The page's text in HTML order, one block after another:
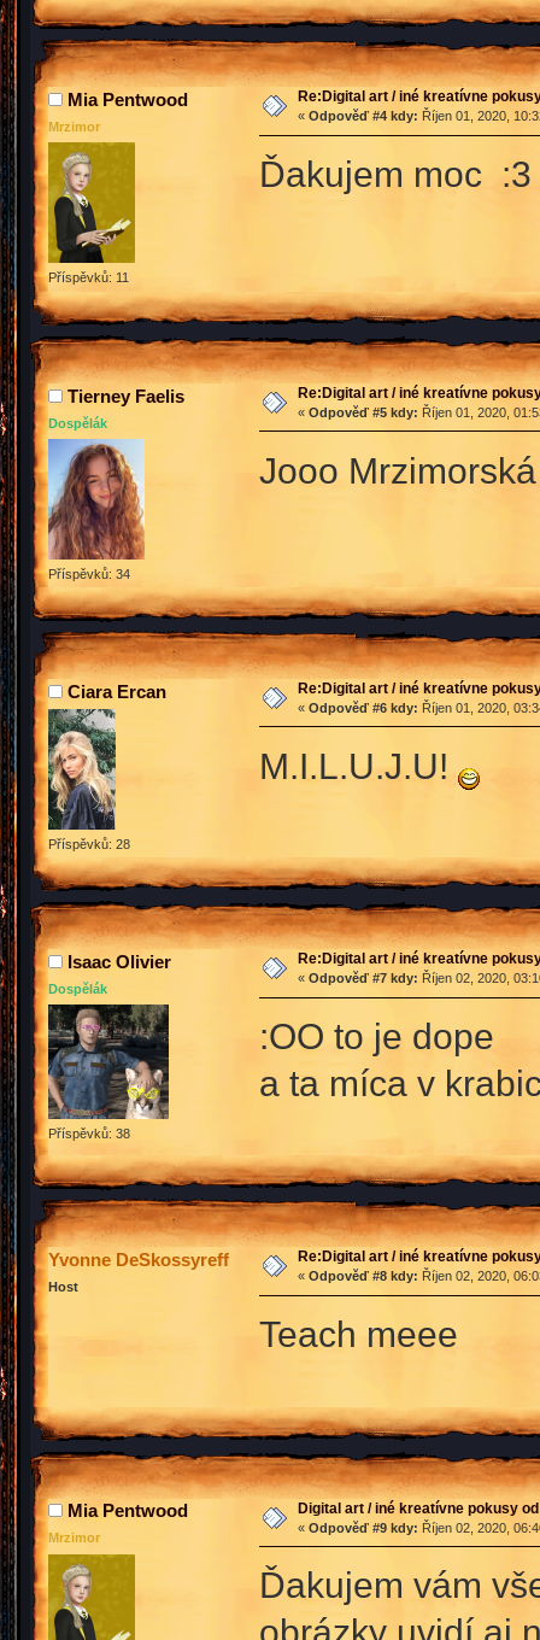
Mia Pentwood
Mrzimor
Příspěvků: 11
Re:Digital art / iné kreatívne
« Odpověď #4 kdy: Říjen 01, 2020,
Ďakujem moc
Tierney Faelis
Dospělák
Příspěvků: 34
Re:Digital art / iné kreatívne
« Odpověď #5 kdy: Říjen 01, 2020,
Jooo
Ciara Ercan
Příspěvků: 28
Re:Digital art / iné kreatívne
« Odpověď #6 kdy: Říjen 01, 2020,
M.I.L.U.J.U!
Isaac Olivier
Dospělák
Příspěvků: 38
Re:Digital art / iné kreatívne
« Odpověď #7 kdy: Říjen 02, 2020,
:OO to je dope
a ta míca v
Yvonne DeSkossyreff
Host
Re:Digital art / iné kreatívne
« Odpověď #8 kdy: Říjen 02, 2020,
Teach meee
Mia Pentwood
Mrzimor
Digital art / iné kreatívne pokusy
« Odpověď #9 kdy: Říjen 02, 2020,
Ďakujem vám